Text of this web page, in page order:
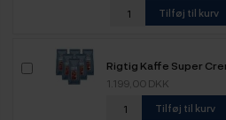
Tilføj til kurv
Rigtig Kaffe Super
1.199,00 DKK
Tilføj til kurv